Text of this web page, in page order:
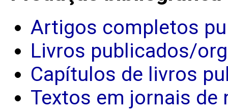
Artigos completos
Livros publicados/
Capítulos de livros
Textos em jornais